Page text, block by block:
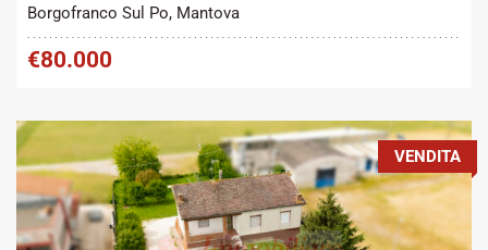
Borgofranco Sul Po, Mantova
€80.000
VENDITA